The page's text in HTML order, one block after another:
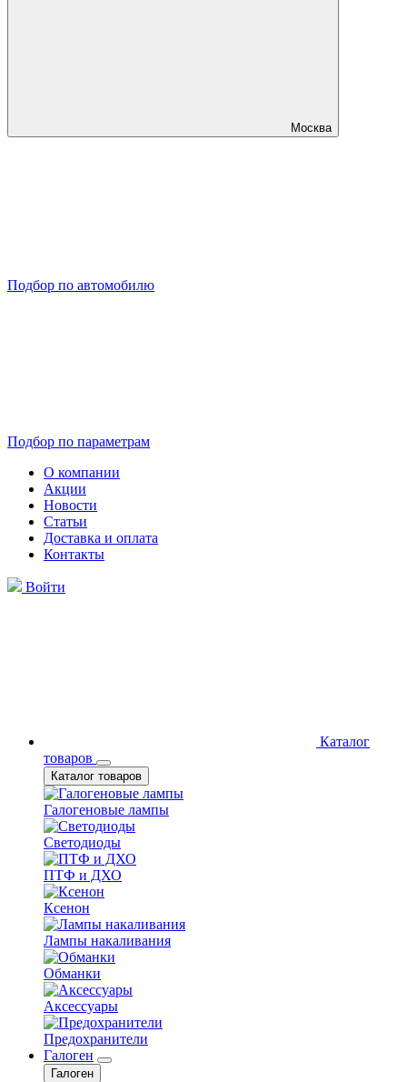
Москва
Подбор по автомобилю
Подбор по параметрам
О компании
Акции
Новости
Статьи
Доставка и оплата
Контакты
Войти
Каталог
товаров
Каталог товаров
Галогеновые лампы
Светодиоды
ПТФ и ДХО
Ксенон
Лампы накаливания
Обманки
Аксессуары
Предохранители
Галоген
Галоген